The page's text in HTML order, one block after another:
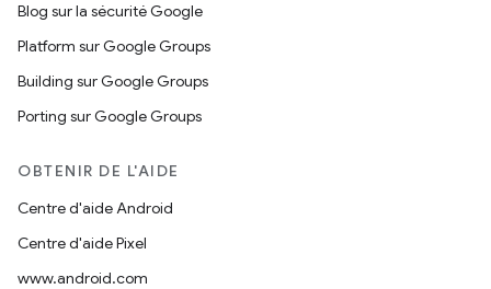
Blog sur la sécurité Google
Platform sur Google Groups
Building sur Google Groups
Porting sur Google Groups
OBTENIR DE L'AIDE
Centre d'aide Android
Centre d'aide Pixel
www.android.com